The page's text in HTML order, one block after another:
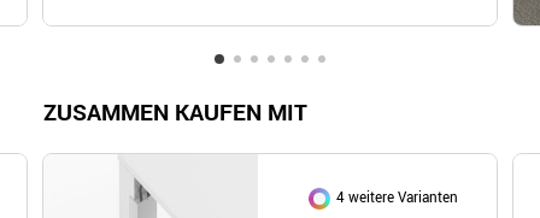
ZUSAMMEN KAUFEN MIT
4 weitere Varianten